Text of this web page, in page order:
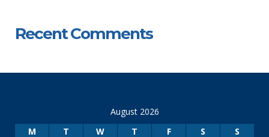
Recent Comments
August 2026
M
T W T F S
S